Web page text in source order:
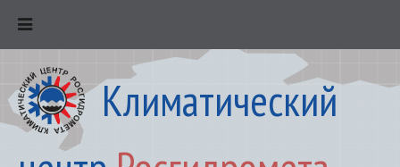
Климатический